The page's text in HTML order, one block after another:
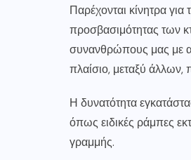
Παρέχονται κίνητρα για
προσβασιμότητας των
συνανθρώπους μας με
πλαίσιο, μεταξύ άλλων,
Η δυνατότητα
όπως ειδικές ράμπες
γραμμής.